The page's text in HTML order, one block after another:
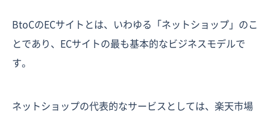
BtoCのECサイトとは、いわゆる「ネットショップ」のこ
とであり、ECサイトの最も基本的なビジネスモデルで
す。
ネットショップの代表的なサービスとしては、楽天市場